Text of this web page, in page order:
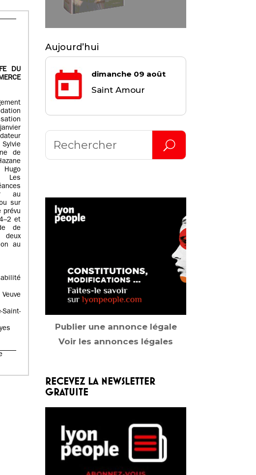
DU
de
Les
au
sur
prévu
et
de
deux
au
Aujourd’hui
dimanche 09 août
Saint Amour
Publier une annonce légale
Voir les annonces légales
RECEVEZ LA NEWSLETTER
GRATUITE